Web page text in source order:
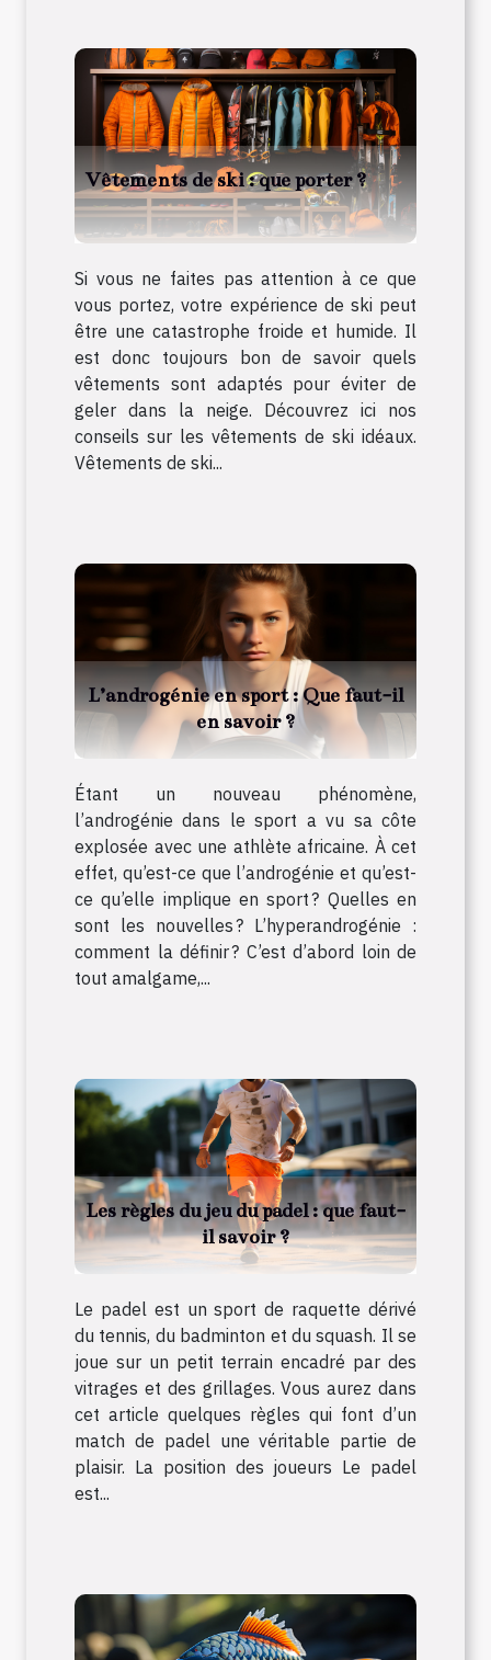
Vêtements de ski : que porter ?
Si vous ne faites pas attention à ce que
vous portez, votre expérience de ski peut
être une catastrophe froide et humide. Il
est donc toujours bon de savoir quels
vêtements sont adaptés pour éviter de
geler dans la neige. Découvrez ici nos
conseils sur les vêtements de ski idéaux.
Vêtements de ski...
L’androgénie en sport : Que faut-il
en savoir ?
Étant un nouveau phénomène,
l’androgénie dans le sport a vu sa côte
explosée avec une athlète africaine. À cet
effet, qu’est-ce que l’androgénie et qu’est-
ce qu’elle implique en sport ? Quelles en
sont les nouvelles ? L’hyperandrogénie :
comment la définir ? C’est d’abord loin de
tout amalgame,...
Les règles du jeu du padel : que faut-
il savoir ?
Le padel est un sport de raquette dérivé
du tennis, du badminton et du squash. Il se
joue sur un petit terrain encadré par des
vitrages et des grillages. Vous aurez dans
cet article quelques règles qui font d’un
match de padel une véritable partie de
plaisir. La position des joueurs Le padel
est...